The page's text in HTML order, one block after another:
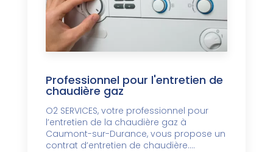
Professionnel pour l'entretien de
chaudière gaz
O2 SERVICES, votre professionnel pour
l’entretien de la chaudière gaz à
Caumont-sur-Durance, vous propose un
contrat d’entretien de chaudière....